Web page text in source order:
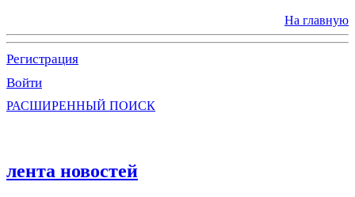
На главную
Регистрация
Войти
РАСШИРЕННЫЙ ПОИСК
лента новостей